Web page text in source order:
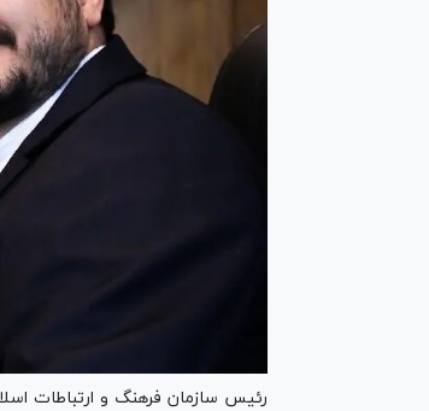
رئیس سازمان فرهنگ و ارتباطات